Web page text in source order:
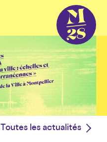
Toutes les actualités